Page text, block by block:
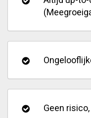
Geen